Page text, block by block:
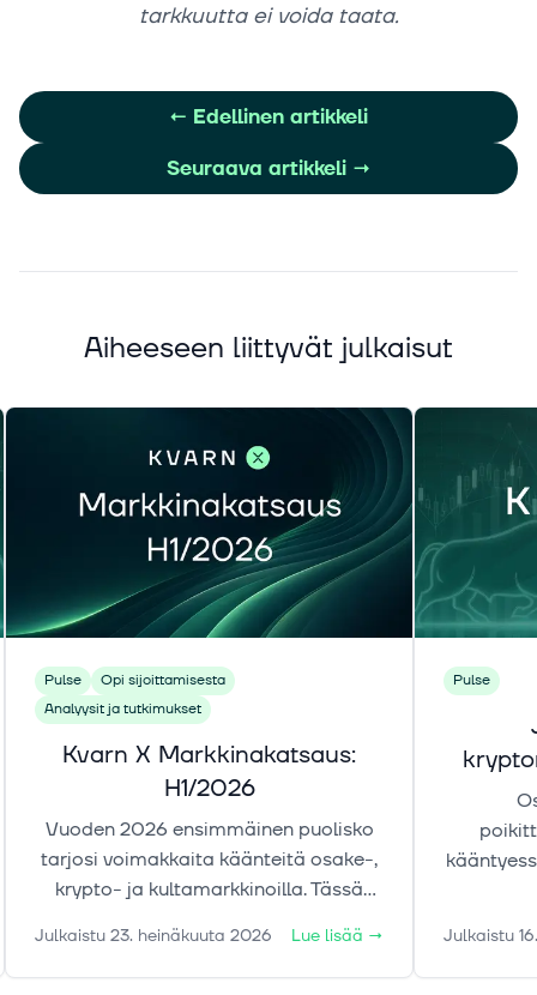
tarkkuutta ei voida taata.
← Edellinen artikkeli
Seuraava artikkeli →
Aiheeseen liittyvät julkaisut
Pulse
Opi sijoittamisesta
Analyysit ja tutkimukset
Kvarn X Markkinakatsaus:
H1/2026
Vuoden 2026 ensimmäinen puolisko
tarjosi voimakkaita käänteitä osake-,
krypto- ja kultamarkkinoilla. Tässä
liikkeiden taustalla vaikuttaneita
tekijöitä sekä keskeisiä riskejä ja
Julkaistu 23. heinäkuuta 2026 Lue lisää →
Pulse
Julkaistu